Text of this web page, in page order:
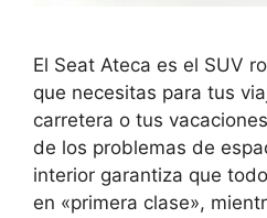
El Seat Ateca es el SUV
que necesitas para tus
carretera o tus
de los problemas de
interior garantiza que
en «primera clase»,